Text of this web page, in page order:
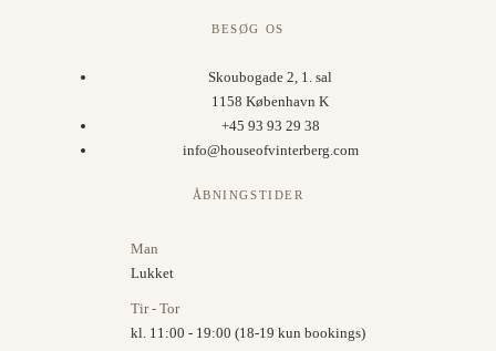
BESØG OS
Skoubogade 2, 1. sal
1158 København K
+45 93 93 29 38
info@houseofvinterberg.com
ÅBNINGSTIDER
Man
Lukket
Tir - Tor
kl. 11:00 - 19:00 (18-19 kun bookings)